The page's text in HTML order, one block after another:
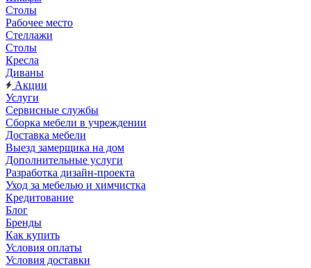
Столы
Рабочее место
Стеллажи
Столы
Кресла
Диваны
Акции
Услуги
Сервисные службы
Сборка мебели в учреждении
Доставка мебели
Выезд замерщика на дом
Дополнительные услуги
Разработка дизайн-проекта
Уход за мебелью и химчистка
Кредитование
Блог
Бренды
Как купить
Условия оплаты
Условия доставки